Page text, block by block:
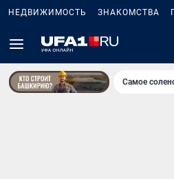
НЕДВИЖИМОСТЬ ЗНАКОМСТВА
Самое